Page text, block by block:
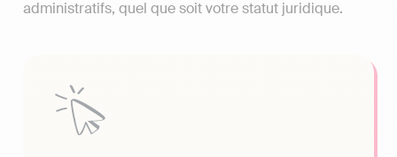
administratifs, quel que soit votre statut juridique.